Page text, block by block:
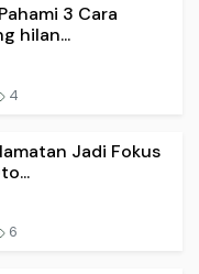
3 Cara
hilan...
4
Jadi Fokus
6